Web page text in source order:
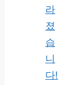
라
졌
습
니
다!